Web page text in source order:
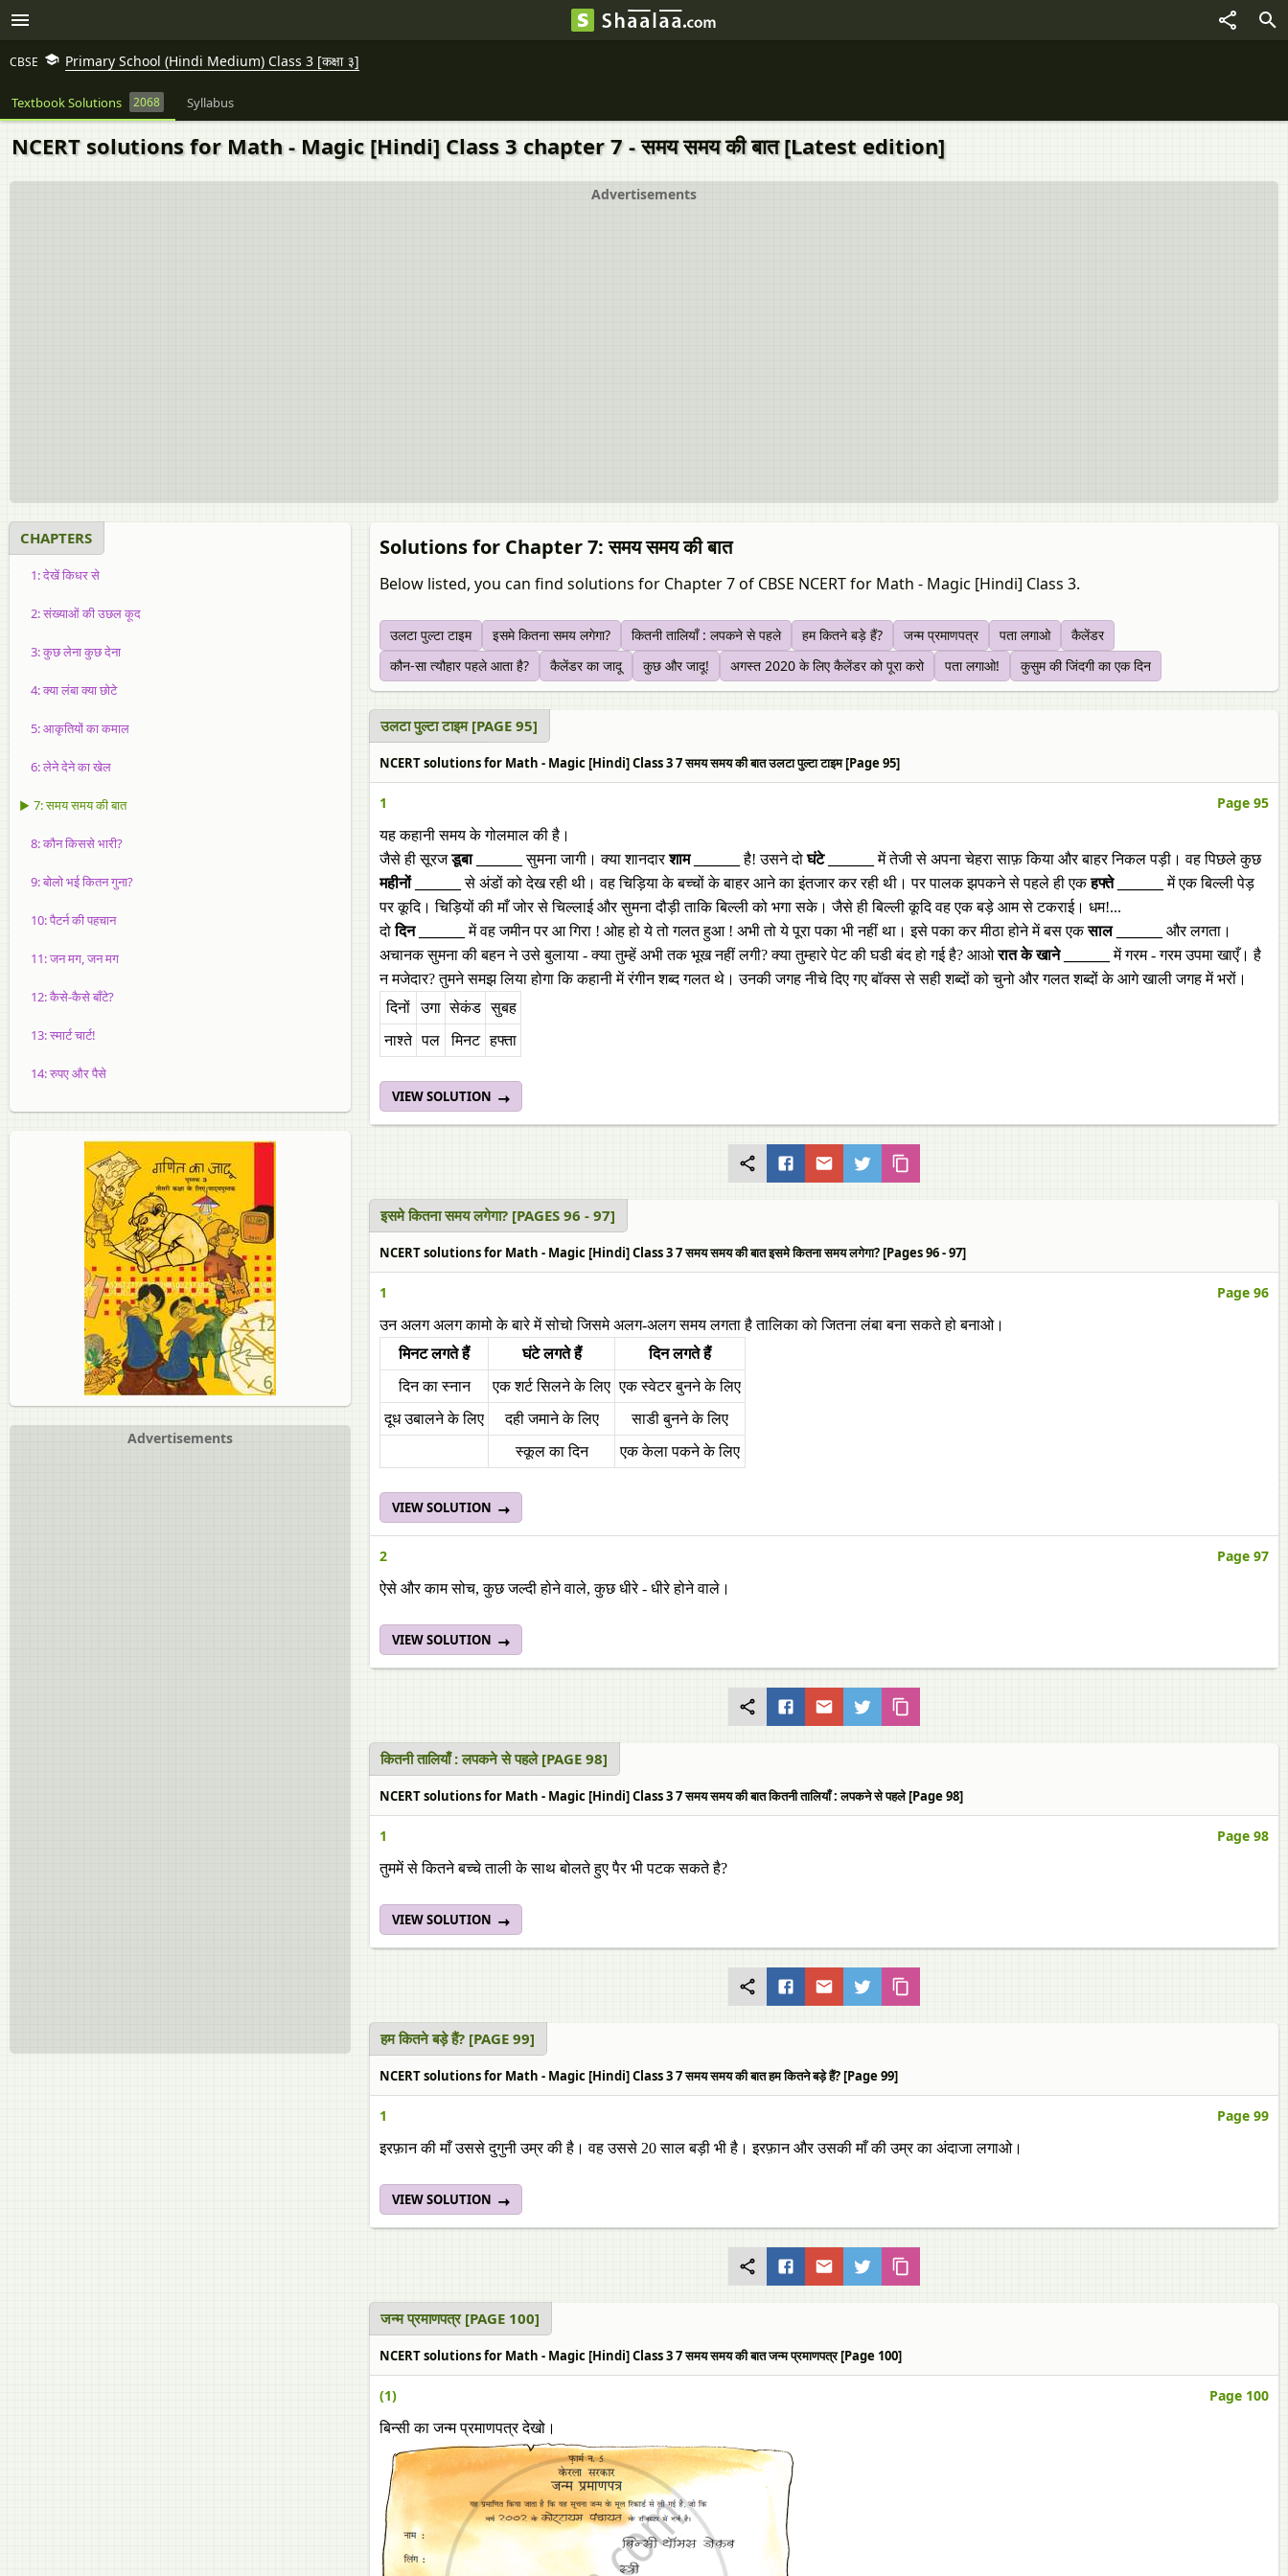
CBSE Primary School (Hindi Medium) Class 3 [कक्षा ३]
Textbook Solutions 2068 Syllabus
NCERT solutions for Math - Magic [Hindi] Class 3 chapter 7 - समय समय की बात [Latest edition]
Advertisements
CHAPTERS
1: देखें किधर से
2: संख्याओं की उछल कूद
3: कुछ लेना कुछ देना
4: क्या लंबा क्या छोटे
5: आकृतियों का कमाल
6: लेने देने का खेल
▶ 7: समय समय की बात
8: कौन किससे भारी?
9: बोलो भई कितन गुना?
10: पैटर्न की पहचान
11: जन मग, जन मग
12: कैसे-कैसे बाँटे?
13: स्मार्ट चार्ट!
14: रुपए और पैसे
Advertisements
Solutions for Chapter 7: समय समय की बात
Below listed, you can find solutions for Chapter 7 of CBSE NCERT for Math - Magic [Hindi] Class 3.
उलटा पुल्टा टाइम इसमे कितना समय लगेगा? कितनी तालियाँ : लपकने से पहले हम कितने बड़े हैं? जन्म प्रमाणपत्र पता लगाओ
कैलेंडर
कौन-सा त्यौहार पहले आता है?
कैलेंडर का जादू कुछ और जादू! अगस्त 2020 के लिए कैलेंडर को पूरा करो पता लगाओ! कुसुम की जिंदगी का एक दिन
उलटा पुल्टा टाइम [PAGE 95]
NCERT solutions for Math - Magic [Hindi] Class 3 7 समय समय की बात उलटा पुल्टा टाइम [Page 95]
1 Page 95
यह कहानी समय के गोलमाल की है।
जैसे ही सूरजडूबा ______ सुमना जागी। क्या शानदारशाम ______ है! उसने दोघंटे ______
में तेजी से अपना चेहरा साफ़ किया और बाहर निकल पड़ी। वह पिछले कुछ
महीनों ______
से अंडों को देख रही थी। वह चिड़िया के बच्चों के बाहर आने का इंतजार कर रही थी। पर पालक झपकने से पहले ही एकहफ्ते ______
में एक बिल्ली पेड़
पर कूदि। चिड़ियों की माँ जोर से चिल्लाई और सुमना दौड़ी ताकि बिल्ली को भगा सके। जैसे ही बिल्ली कूदि वह एक बड़े आम से टकराई। धम!...
दोदिन ______ में वह जमीन पर आ गिरा ! ओह हो ये तो गलत हुआ ! अभी तो ये पूरा पका भी नहीं था। इसे पका कर मीठा होने में बस एकसाल ______
और लगता।
अचानक सुमना की बहन ने उसे बुलाया - क्या तुम्हें अभी तक भूख नहीं लगी? क्या तुम्हारे पेट की घडी बंद हो गई है? आओरात के खाने ______
में गरम - गरम उपमा खाएँ। है
न मजेदार? तुमने समझ लिया होगा कि कहानी में रंगीन शब्द गलत थे। उनकी जगह नीचे दिए गए बॉक्स से सही शब्दों को चुनो और गलत शब्दों के आगे खाली जगह में भरों।
दिनों
उगा सेकंड सुबह
नाश्ते पल मिनट हफ्ता
VIEW SOLUTION
इसमे कितना समय लगेगा? [PAGES 96 - 97]
NCERT solutions for Math - Magic [Hindi] Class 3 7 समय समय की बात इसमे कितना समय लगेगा? [Pages 96 - 97]
1 Page 96
उन अलग अलग कामो के बारे में सोचो जिसमे अलग-अलग समय लगता है तालिका को जितना लंबा बना सकते हो बनाओ।
मिनट लगते हैं
घंटे लगते हैं
दिन लगते हैं
दिन का स्नान
एक शर्ट सिलने के लिए एक स्वेटर बुनने के लिए
दूध उबालने के लिए
दही जमाने के लिए
साडी बुनने के लिए
स्कूल का दिन
एक केला पकने के लिए
VIEW SOLUTION
2 Page 97
ऐसे और काम सोच, कुछ जल्दी होने वाले, कुछ धीरे - धीरे होने वाले।
VIEW SOLUTION
कितनी तालियाँ : लपकने से पहले [PAGE 98]
NCERT solutions for Math - Magic [Hindi] Class 3 7 समय समय की बात कितनी तालियाँ : लपकने से पहले [Page 98]
1 Page 98
तुममें से कितने बच्चे ताली के साथ बोलते हुए पैर भी पटक सकते है?
VIEW SOLUTION
हम कितने बड़े हैं? [PAGE 99]
NCERT solutions for Math - Magic [Hindi] Class 3 7 समय समय की बात हम कितने बड़े हैं? [Page 99]
1 Page 99
इरफ़ान की माँ उससे दुगुनी उम्र की है। वह उससे 20 साल बड़ी भी है। इरफ़ान और उसकी माँ की उम्र का अंदाजा लगाओ।
VIEW SOLUTION
जन्म प्रमाणपत्र [PAGE 100]
NCERT solutions for Math - Magic [Hindi] Class 3 7 समय समय की बात जन्म प्रमाणपत्र [Page 100]
(1) Page 100
बिन्सी का जन्म प्रमाणपत्र देखो।